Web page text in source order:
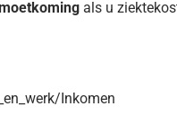
als u
Inkomen